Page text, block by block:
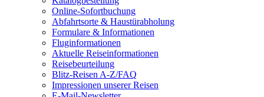
Online-Sofortbuchung
Abfahrtsorte & Haustürabholung
Formulare & Informationen
Fluginformationen
Aktuelle Reiseinformationen
Reisebeurteilung
Blitz-Reisen A-Z/FAQ
Impressionen unserer Reisen